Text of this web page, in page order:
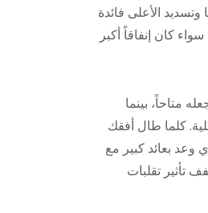
الأعلى فائدة
كان إنفاقاً أكبر
متاحاً، بينما
كلما طال أفقك
وعد بعائد كبير مع
تأثير تقلبات